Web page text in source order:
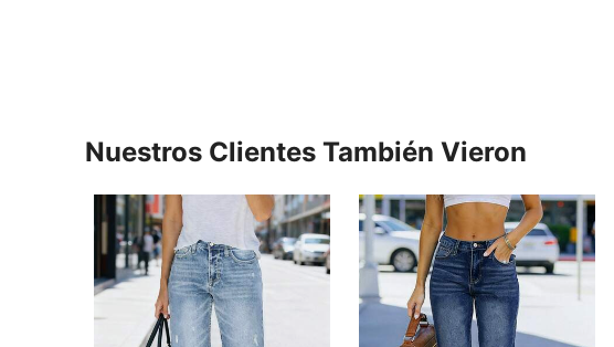
Nuestros Clientes También Vieron